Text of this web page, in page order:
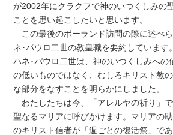
が2002年にクラクフで神のいつくしみの
ことを思い起こしたいと思います。
この最後のポーランド訪問の際に述べ
ネ･パウロ二世の教皇職を要約しています
ハネ･パウロ二世は、神のいつくしみへの
の低いものではなく、むしろキリスト教
な部分をなすことを明らかにしました。
わたしたちは今、「アレルヤの祈り」
聖なるマリアに呼びかけます。マリアの
のキリスト信者が「週ごとの復活祭」で